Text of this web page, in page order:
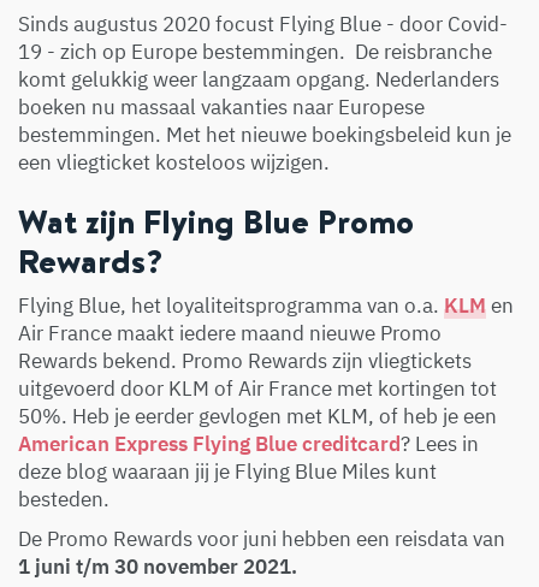
Sinds augustus 2020 focust Flying Blue - door Covid-
19 - zich op Europe bestemmingen. De reisbranche
komt gelukkig weer langzaam opgang. Nederlanders
boeken nu massaal vakanties naar Europese
bestemmingen. Met het nieuwe boekingsbeleid kun je
een vliegticket kosteloos wijzigen.
Wat zijn Flying Blue Promo
Rewards?
Flying Blue, het loyaliteitsprogramma van o.a. KLMen
Air France maakt iedere maand nieuwe Promo
Rewards bekend. Promo Rewards zijn vliegtickets
uitgevoerd door KLM of Air France met kortingen tot
50%. Heb je eerder gevlogen met KLM, of heb je een
American Express Flying Blue creditcard? Lees in
deze blog waaraan jij je Flying Blue Miles kunt
besteden.
De Promo Rewards voor juni hebben een reisdata van
1 juni t/m 30 november 2021.